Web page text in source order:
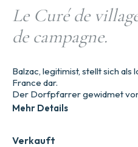
Le Curé de
de campagne.
Verkauft
Balzac, legitimist, stellt sich
France dar.
Der Dorfpfarrer gewidmet
Mehr Details